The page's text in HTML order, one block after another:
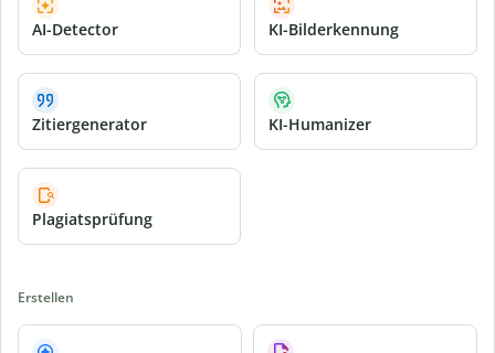
AI-Detector KI-Bilderkennung
Zitiergenerator KI-Humanizer
Plagiatsprüfung
Erstellen